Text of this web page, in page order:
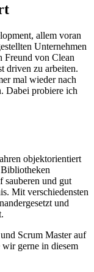
allem voran
Unternehmen
Freund von Clean
driven zu arbeiten.
mal wieder nach
Dabei probiere ich
objektorientiert
sauberen und gut
Mit verschiedensten
und
Scrum Master auf
gerne in diesem